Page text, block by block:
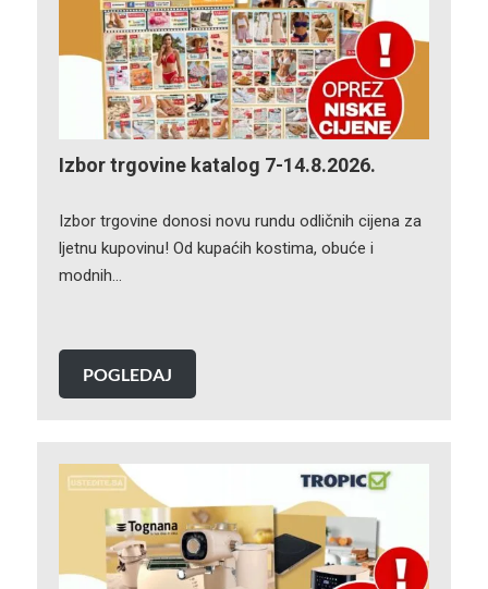
Izbor trgovine katalog 7-14.8.2026.
Izbor trgovine donosi novu rundu odličnih cijena za
ljetnu kupovinu! Od kupaćih kostima, obuće i
modnih…
POGLEDAJ